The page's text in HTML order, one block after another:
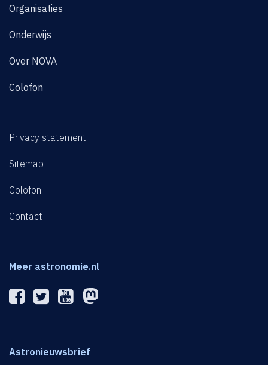
Organisaties
Onderwijs
Over NOVA
Colofon
Privacy statement
Sitemap
Colofon
Contact
Meer astronomie.nl
Astronieuwsbrief